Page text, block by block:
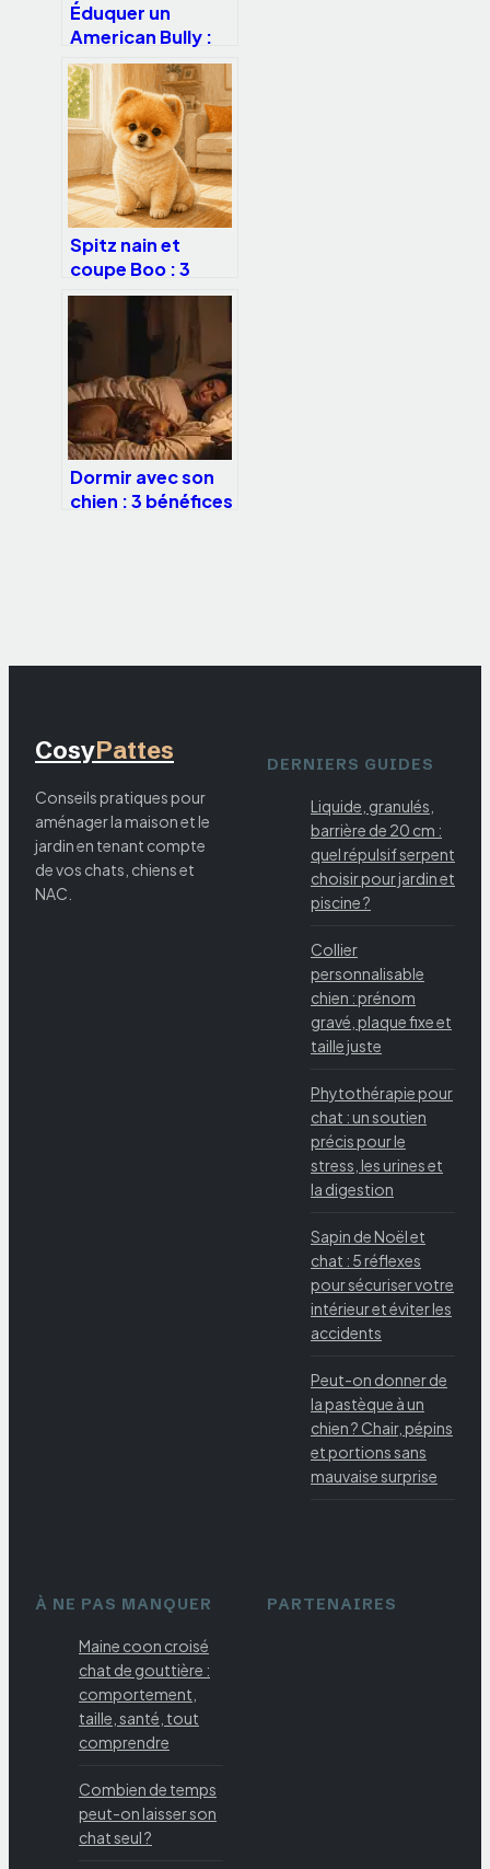
Éduquer un
American Bully :
Pourquoi le
renforcement
positif surpasse la
contrainte
physique
Spitz nain et
coupe Boo : 3
erreurs de
toilettage qui
menacent sa
Dormir avec son
chien : 3 bénéfices
CosyPattes
Conseils pratiques pour
aménager la maison et le
jardin en tenant compte
de vos chats, chiens et
NAC.
DERNIERS GUIDES
Liquide, granulés,
barrière de 20 cm :
quel répulsif serpent
choisir pour jardin et
piscine ?
Collier
personnalisable
chien : prénom
gravé, plaque fixe et
taille juste
Phytothérapie pour
chat : un soutien
précis pour le
stress, les urines et
la digestion
Sapin de Noël et
chat : 5 réflexes
pour sécuriser votre
intérieur et éviter les
accidents
Peut-on donner de
la pastèque à un
chien ? Chair, pépins
et portions sans
mauvaise surprise
À NE PAS MANQUER
Maine coon croisé
chat de gouttière :
comportement,
taille, santé, tout
comprendre
Combien de temps
peut-on laisser son
chat seul ?
PARTENAIRES